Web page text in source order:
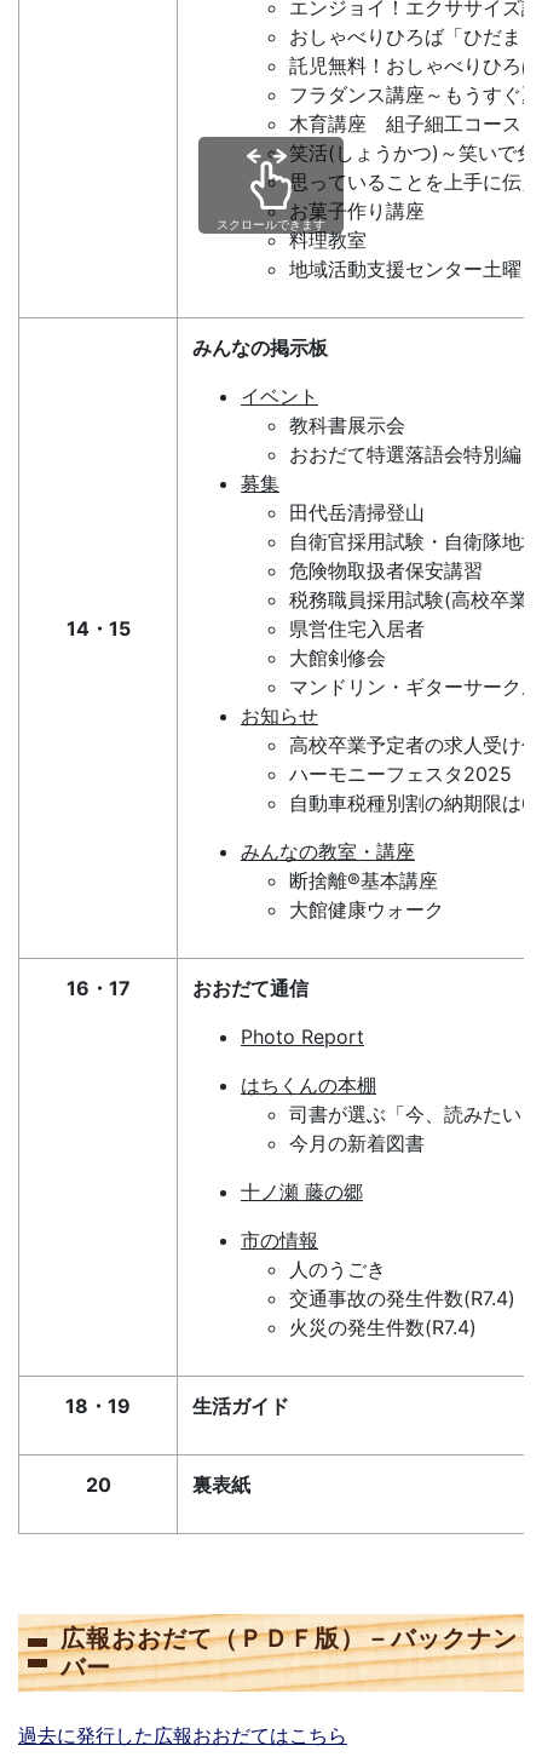
エンジョイ！エクササイズ
おしゃべりひろば「ひだま
託児無料！おしゃべりひろ
フラダンス講座～もうすぐ
木育講座 組子細工コース
笑活(しょうかつ)～笑いで免
思っていることを上手に伝
お菓子作り講座
料理教室
地域活動支援センター土曜
14・15
みんなの掲示板
イベント
教科書展示会
おおだて特選落語会特別編
募集
田代岳清掃登山
自衛官採用試験・自衛隊地
危険物取扱者保安講習
税務職員採用試験(高校卒業
県営住宅入居者
大館剣修会
マンドリン・ギターサークル
お知らせ
高校卒業予定者の求人受け
ハーモニーフェスタ2025
自動車税種別割の納期限は
みんなの教室・講座
断捨離®基本講座
大館健康ウォーク
16・17
おおだて通信
Photo Report
はちくんの本棚
司書が選ぶ「今、読みたい
今月の新着図書
十ノ瀬 藤の郷
市の情報
人のうごき
交通事故の発生件数(R7.4)
火災の発生件数(R7.4)
18・19 生活ガイド
20 裏表紙
スクロールできます
広報おおだて（ＰＤＦ版）－バックナン
バー
過去に発行した広報おおだてはこちら